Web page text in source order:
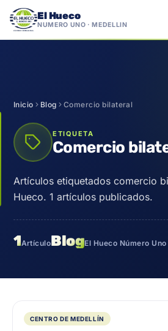
El Hueco
NÚMERO UNO · MEDELLÍN
Inicio Blog Comercio bilateral
ETIQUETA
Comercio
Artículos etiquetados comercio
Hueco. 1 artículos publicados.
1ArtículoBlogEl Hueco Número Uno
CENTRO DE MEDELLÍN